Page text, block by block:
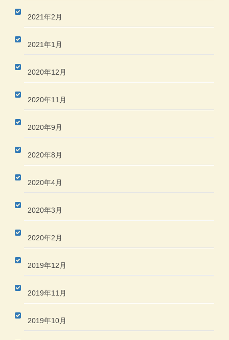
2021年2月
2021年1月
2020年12月
2020年11月
2020年9月
2020年8月
2020年4月
2020年3月
2020年2月
2019年12月
2019年11月
2019年10月